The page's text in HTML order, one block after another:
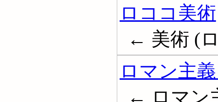
ロココ美術
← 美術 (
ロマン主
← ロマン